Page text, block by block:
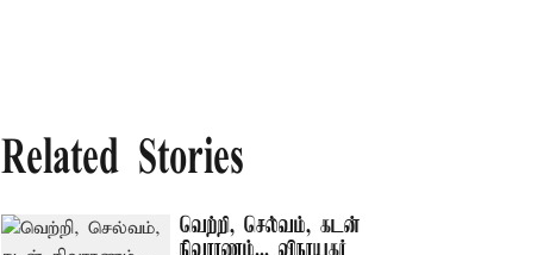
Related Stories
வெற்றி, செல்வம், கடன்
நிவாரணம்... விநாயகர்